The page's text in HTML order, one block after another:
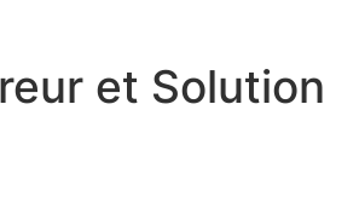
et Solution